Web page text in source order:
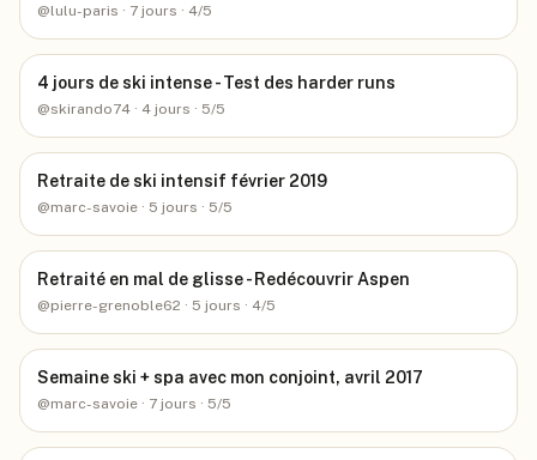
@lulu-paris · 7 jours · 4/5
4 jours de ski intense - Test des harder runs
@skirando74 · 4 jours · 5/5
Retraite de ski intensif février 2019
@marc-savoie · 5 jours · 5/5
Retraité en mal de glisse - Redécouvrir Aspen
@pierre-grenoble62 · 5 jours · 4/5
Semaine ski + spa avec mon conjoint, avril 2017
@marc-savoie · 7 jours · 5/5